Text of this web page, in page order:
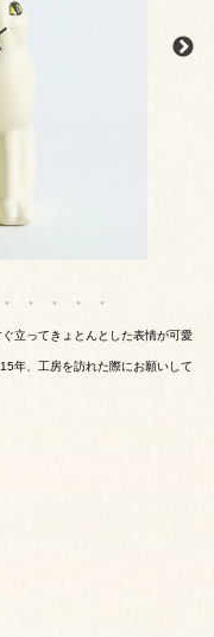
立ってきょとんとした表情が可愛
年、工房を訪れた際にお願いして